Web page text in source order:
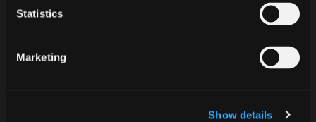
Statistics
Marketing
Show details
Rådhusstrædet 6